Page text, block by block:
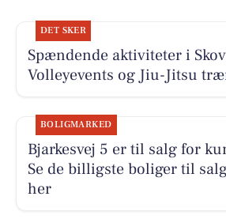
DET SKER
Spændende aktiviteter i
Volleyevents og Jiu-Jitsu
BOLIGMARKED
Bjarkesvej 5 er til salg for
Se de billigste boliger til
her